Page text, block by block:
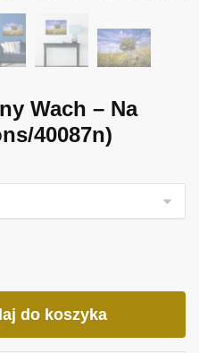
Wach – Na
40087n)
do koszyka